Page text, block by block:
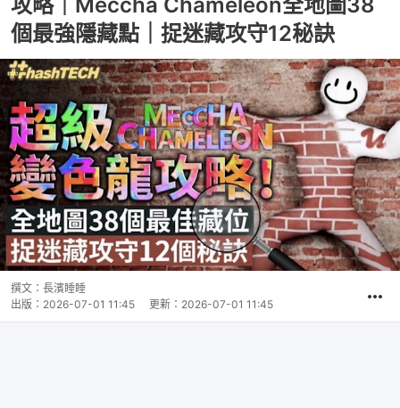
個最強隱藏點｜捉迷藏攻守12秘訣
撰文： 長濱睡睡
出版： 2026-07-01 11:45 更新： 2026-07-01 11:45